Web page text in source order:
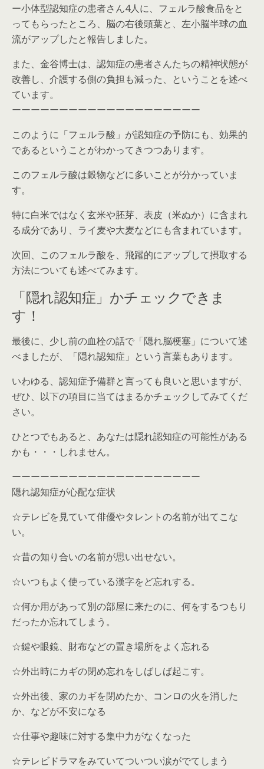
ー小体型認知症の患者さん4人に、フェルラ酸食品をと
ってもらったところ、脳の右後頭葉と、左小脳半球の血
流がアップしたと報告しました。
また、金谷博士は、認知症の患者さんたちの精神状態が
改善し、介護する側の負担も減った、ということを述べ
ています。
ーーーーーーーーーーーーーーーーーーーー
このように「フェルラ酸」が認知症の予防にも、効果的
であるということがわかってきつつあります。
このフェルラ酸は穀物などに多いことが分かっていま
す。
特に白米ではなく玄米や胚芽、表皮（米ぬか）に含まれ
る成分であり、ライ麦や大麦などにも含まれています。
次回、このフェルラ酸を、飛躍的にアップして摂取する
方法についても述べてみます。
「隠れ認知症」かチェックできま
す！
最後に、少し前の血栓の話で「隠れ脳梗塞」について述
べましたが、「隠れ認知症」という言葉もあります。
いわゆる、認知症予備群と言っても良いと思いますが、
ぜひ、以下の項目に当てはまるかチェックしてみてくだ
さい。
ひとつでもあると、あなたは隠れ認知症の可能性がある
かも・・・しれません。
ーーーーーーーーーーーーーーーーーーーー
隠れ認知症が心配な症状
☆テレビを見ていて俳優やタレントの名前が出てこな
い。
☆昔の知り合いの名前が思い出せない。
☆いつもよく使っている漢字をど忘れする。
☆何か用があって別の部屋に来たのに、何をするつもり
だったか忘れてしまう。
☆鍵や眼鏡、財布などの置き場所をよく忘れる
☆外出時にカギの閉め忘れをしばしば起こす。
☆外出後、家のカギを閉めたか、コンロの火を消した
か、などが不安になる
☆仕事や趣味に対する集中力がなくなった
☆テレビドラマをみていてついつい涙がでてしまう